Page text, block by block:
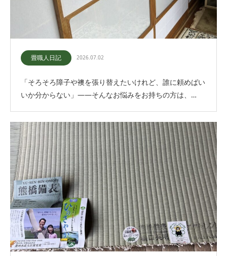
畳職人日記 2026.07.02
「そろそろ障子や襖を張り替えたいけれど、誰に頼めばい
いか分からない」――そんなお悩みをお持ちの方は、…